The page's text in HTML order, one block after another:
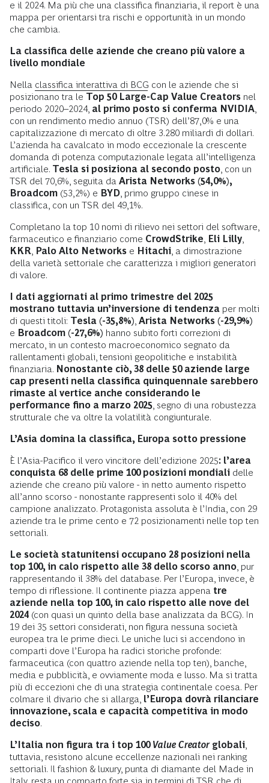
e il 2024. Ma più che una classifica finanziaria, il report è una
mappa per orientarsi tra rischi e opportunità in un mondo
che cambia.
La classifica delle aziende che creano più valore a
livello mondiale
Nella classifica interattiva di BCG con le aziende che si
posizionano tra le Top 50 Large-Cap Value Creators nel
periodo 2020–2024, al primo posto si conferma NVIDIA
con un rendimento medio annuo (TSR) dell’87,0% e una
capitalizzazione di mercato di oltre 3.280 miliardi di dollari.
L’azienda ha cavalcato in modo eccezionale la crescente
domanda di potenza computazionale legata all’intelligenza
artificiale. Tesla si posiziona al secondo posto , con un
TSR del 70,6%, seguita da Arista Networks (54,0%),
Broadcom (53,2%) e BYD , primo gruppo cinese in
classifica, con un TSR del 49,1%.
Completano la top 10 nomi di rilievo nei settori del software,
farmaceutico e finanziario come CrowdStrike Eli Lilly
KKR
Palo Alto Networks e Hitachi , a dimostrazione
della varietà settoriale che caratterizza i migliori generatori
di valore.
I dati aggiornati al primo trimestre del 2025
mostrano tuttavia un’inversione di tendenza per molti
di questi titoli: Tesla (-35,8%) Arista Networks (-29,9%)
e Broadcom (-27,6%) hanno subito forti correzioni di
mercato, in un contesto macroeconomico segnato da
rallentamenti globali, tensioni geopolitiche e instabilità
finanziaria. Nonostante ciò, 38 delle 50 aziende large
cap presenti nella classifica quinquennale sarebbero
rimaste al vertice anche considerando le
performance fino a marzo 2025 , segno di una robustezza
strutturale che va oltre la volatilità congiunturale.
L’Asia domina la classifica, Europa sotto pressione
È l’Asia-Pacifico il vero vincitore dell’edizione 2025: l’area
conquista 68 delle prime 100 posizioni mondiali delle
aziende che creano più valore - in netto aumento rispetto
all’anno scorso - nonostante rappresenti solo il 40% del
campione analizzato. Protagonista assoluta è l’India, con 29
aziende tra le prime cento e 72 posizionamenti nelle top ten
settoriali.
Le società statunitensi occupano 28 posizioni nella
top 100, in calo rispetto alle 38 dello scorso anno , pur
rappresentando il 38% del database. Per l’Europa, invece, è
tempo di riflessione. Il continente piazza appena tre
aziende nella top 100, in calo rispetto alle nove del
2024 (con quasi un quinto della base analizzata da BCG). In
19 dei 35 settori considerati, non figura nessuna società
europea tra le prime dieci. Le uniche luci si accendono in
comparti dove l’Europa ha radici storiche profonde:
farmaceutica (con quattro aziende nella top ten), banche,
media e pubblicità, e ovviamente moda e lusso. Ma si tratta
più di eccezioni che di una strategia continentale coesa. Per
colmare il divario che si allarga, l’Europa dovrà rilanciare
innovazione, scala e capacità competitiva in modo
deciso.
L’Italia non figura tra i top 100 Value Creatorglobali
tuttavia, resistono alcune eccellenze nazionali nei ranking
settoriali. Il fashion & luxury, punta di diamante del Made in